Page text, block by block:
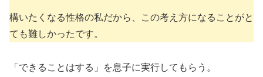
構いたくなる性格の私だから、この考え方になることがと
ても難しかったです。
「できることはする」を息子に実行してもらう。